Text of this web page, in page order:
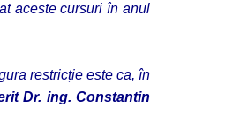
aceste cursuri în anul
restricție este ca, în
Dr. ing. Constantin